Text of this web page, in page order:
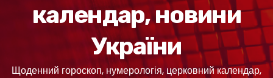
календар, новини
України
Щоденний гороскоп, нумерологія, церковний календар,